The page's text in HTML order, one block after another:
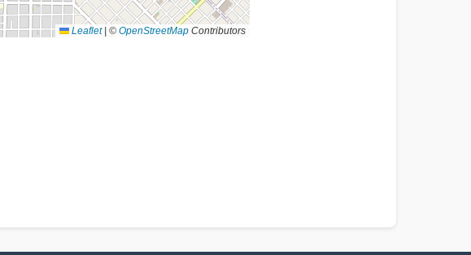
Leaflet © OpenStreetMap Contributors